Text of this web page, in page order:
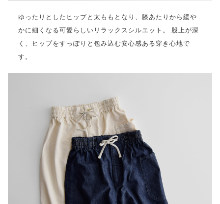
ゆったりとしたヒップと太ももとなり、膝あたりから緩や
かに細くなる可愛らしいリラックスシルエット。 股上が深
く、ヒップをすっぽりと包み込む安心感ある穿き心地で
す。